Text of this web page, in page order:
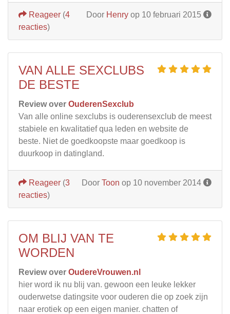
Door Henry op 10 februari 2015
Reageer (4
reacties)
VAN ALLE SEXCLUBS
DE BESTE
Review over OuderenSexclub
Van alle online sexclubs is ouderensexclub de meest
stabiele en kwalitatief qua leden en website de
beste. Niet de goedkoopste maar goedkoop is
duurkoop in datingland.
Door Toon op 10 november 2014
Reageer (3
reacties)
OM BLIJ VAN TE
WORDEN
Review over OudereVrouwen.nl
hier word ik nu blij van. gewoon een leuke lekker
ouderwetse datingsite voor ouderen die op zoek zijn
naar erotiek op een eigen manier. chatten of